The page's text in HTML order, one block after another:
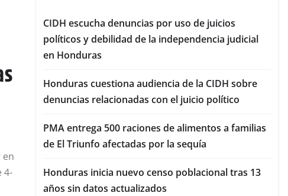
en
4-
CIDH escucha denuncias por uso de juicios
políticos y debilidad de la independencia judicial
en Honduras
Honduras cuestiona audiencia de la CIDH sobre
denuncias relacionadas con el juicio político
PMA entrega 500 raciones de alimentos a familias
de El Triunfo afectadas por la sequía
Honduras inicia nuevo censo poblacional tras 13
años sin datos actualizados